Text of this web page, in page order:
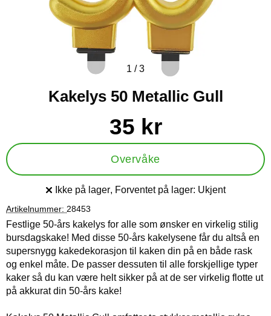
1 /3
Kakelys 50 Metallic Gull
Handle dette produktet, Kakelys 50 Metallic Gull
pris
35 kr
Overvåke
Produkttilgjengelighet:
Ikke på lager, Forventet på lager: Ukjent
Artikelnummer: 28453
Festlige 50-års kakelys for alle som ønsker en virkelig stilig
bursdagskake! Med disse 50-års kakelysene får du altså en
supersnygg kakedekorasjon til kaken din på en både rask
og enkel måte. De passer dessuten til alle forskjellige typer
kaker så du kan være helt sikker på at de ser virkelig flotte ut
på akkurat din 50-års kake!